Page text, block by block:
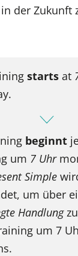
in der Zukunft
startsat
beginnt
um 7 Uhr
Simple
um über
Handlung
um 7